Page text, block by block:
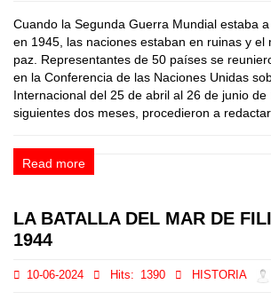
Cuando la Segunda Guerra Mundial estaba
en 1945, las naciones estaban en ruinas y el
paz. Representantes de 50 países se
en la Conferencia de las Naciones Unidas
Internacional del 25 de abril al 26 de junio
siguientes dos meses, procedieron a redactar
Read more
LA BATALLA DEL MAR DE
1944
10-06-2024 Hits: 1390 HISTORIA